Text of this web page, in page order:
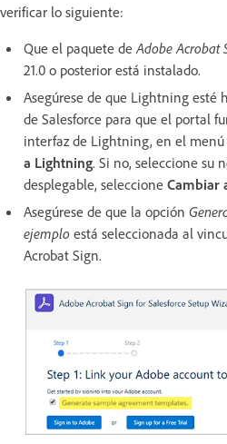
verificar lo siguiente:
Que el paquete de Adobe Acrobat
21.0 o posterior está instalado.
Asegúrese de que Lightning esté
de Salesforce para que el portal
interfaz de Lightning, en el menú
a Lightning. Si no, seleccione su
desplegable, seleccione Cambiar
Asegúrese de que la opción
ejemplo está seleccionada al
Acrobat Sign.